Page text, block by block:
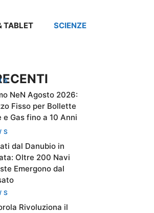
TABLET SCIENZE
NeN Agosto 2026:
Fisso per Bollette
e Gas fino a 10 Anni
dal Danubio in
Oltre 200 Navi
Emergono dal
Rivoluziona il